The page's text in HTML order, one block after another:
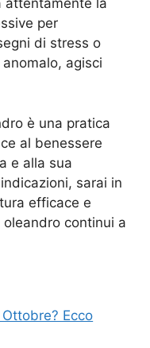
attentamente la
per
di stress o
agisci
è una pratica
al benessere
e alla sua
sarai in
efficace e
continui a
Ecco